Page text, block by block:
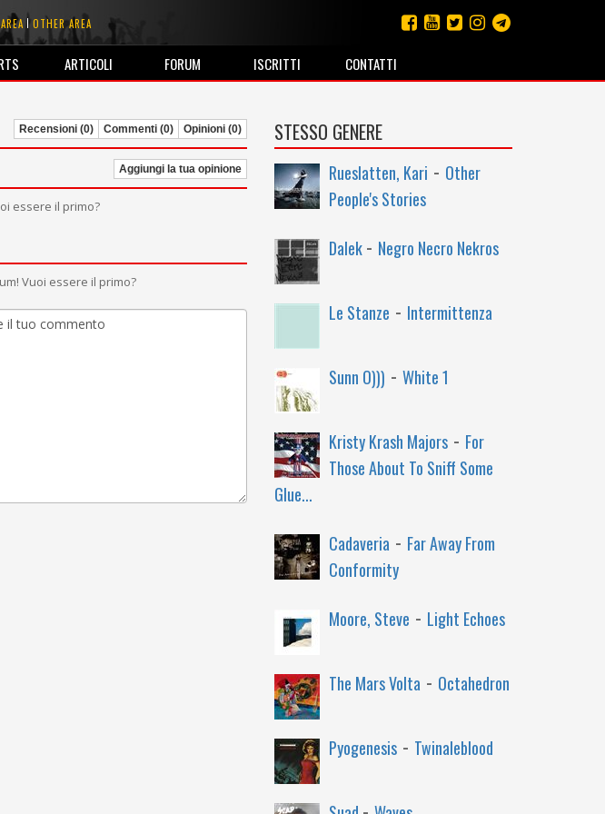
OTHER AREA
ARTICOLI FORUM ISCRITTI CONTATTI
Recensioni (0) Commenti (0) Opinioni (0)
Aggiungi la tua opinione
essere il primo?
Vuoi essere il primo?
STESSO GENERE
Rueslatten, Kari - Other
People's Stories
Dalek- Negro Necro Nekros
Le Stanze - Intermittenza
Sunn O))) - White 1
Kristy Krash Majors- For
Those About To Sniff Some
Glue...
Cadaveria - Far Away From
Conformity
Moore, Steve - Light Echoes
The Mars Volta - Octahedron
Pyogenesis- Twinaleblood